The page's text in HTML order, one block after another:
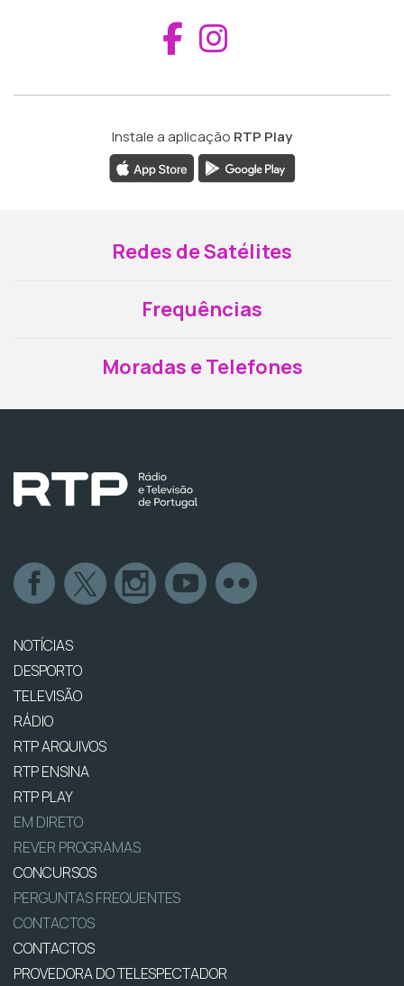
Aceder ao
Instale a aplicação RTP Play
Redes de Satélites
Frequências
Moradas e Telefones
NOTÍCIAS
DESPORTO
TELEVISÃO
RÁDIO
RTP ARQUIVOS
RTP ENSINA
RTP PLAY
EM DIRETO
REVER PROGRAMAS
CONCURSOS
PERGUNTAS FREQUENTES
CONTACTOS
CONTACTOS
PROVEDORA DO TELESPECTADOR